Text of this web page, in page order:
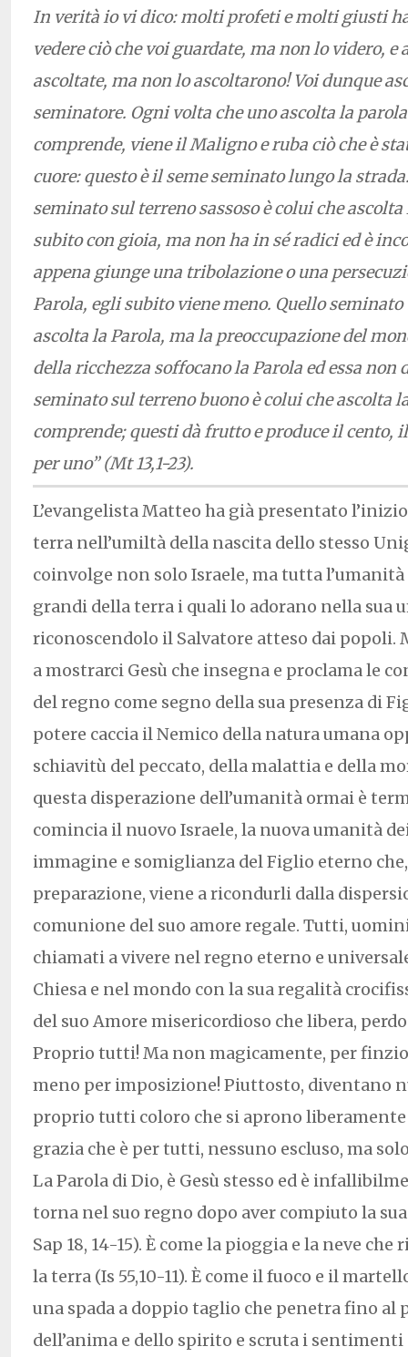
In verità io vi dico: molti profeti e molti giusti
vedere ciò che voi guardate, ma non lo videro, e
ascoltate, ma non lo ascoltarono! Voi dunque
seminatore. Ogni volta che uno ascolta la
comprende, viene il Maligno e ruba ciò che è
cuore: questo è il seme seminato lungo la
seminato sul terreno sassoso è colui che ascolta
subito con gioia, ma non ha in sé radici ed è
appena giunge una tribolazione o una
Parola, egli subito viene meno. Quello
ascolta la Parola, ma la preoccupazione del
della ricchezza soffocano la Parola ed essa non
seminato sul terreno buono è colui che ascolta
comprende; questi dà frutto e produce il cento,
per uno” (Mt 13,1-23).
L’evangelista Matteo ha già presentato
terra nell’umiltà della nascita dello stesso
coinvolge non solo Israele, ma tutta
grandi della terra i quali lo adorano nella sua
riconoscendolo il Salvatore atteso dai popoli.
a mostrarci Gesù che insegna e proclama le
del regno come segno della sua presenza di
potere caccia il Nemico della natura umana
schiavitù del peccato, della malattia e della
questa disperazione dell’umanità ormai è
comincia il nuovo Israele, la nuova umanità
immagine e somiglianza del Figlio eterno
preparazione, viene a ricondurli dalla
comunione del suo amore regale. Tutti,
chiamati a vivere nel regno eterno e
Chiesa e nel mondo con la sua regalità
del suo Amore misericordioso che libera,
Proprio tutti! Ma non magicamente, per
meno per imposizione! Piuttosto, diventano
proprio tutti coloro che si aprono liberamente
grazia che è per tutti, nessuno escluso, ma
La Parola di Dio, è Gesù stesso ed è
torna nel suo regno dopo aver compiuto la
Sap 18, 14-15). È come la pioggia e la neve
la terra (Is 55,10-11). È come il fuoco e il
una spada a doppio taglio che penetra fino al
dell’anima e dello spirito e scruta i sentimenti